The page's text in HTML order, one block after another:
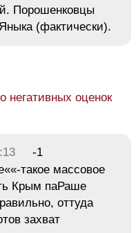
Порошенковцы
(фактически).
негативных оценок
-1
такое массовое
Крым паРаше
оттуда
захват